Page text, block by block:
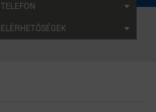
TELEFON
ELÉRHETŐSÉGEK